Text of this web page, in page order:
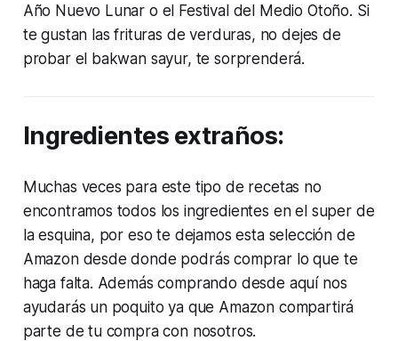
Año Nuevo Lunar o el Festival del Medio Otoño. Si
te gustan las frituras de verduras, no dejes de
probar el bakwan sayur, te sorprenderá.
Ingredientes extraños:
Muchas veces para este tipo de recetas no
encontramos todos los ingredientes en el super de
la esquina, por eso te dejamos esta selección de
Amazon desde donde podrás comprar lo que te
haga falta. Además comprando desde aquí nos
ayudarás un poquito ya que Amazon compartirá
parte de tu compra con nosotros.